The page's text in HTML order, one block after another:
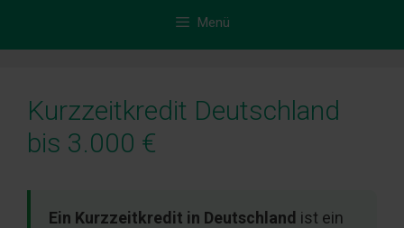
Menü
Kurzzeitkredit Deutschland
bis 3.000 €
Ein Kurzzeitkredit in Deutschland ist ein